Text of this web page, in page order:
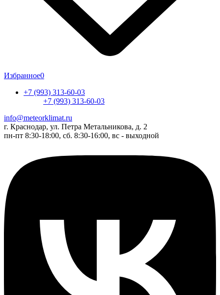
Избранное0
+7 (993) 313-60-03
+7 (993) 313-60-03
info@meteorklimat.ru
г. Краснодар, ул. Петра Метальникова, д. 2
пн-пт 8:30-18:00, сб. 8:30-16:00, вс - выходной